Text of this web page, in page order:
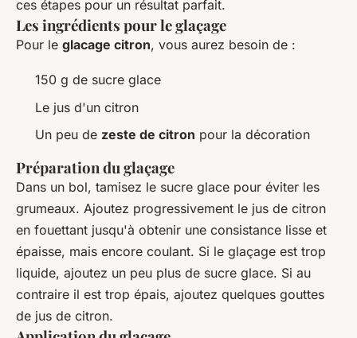
ces étapes pour un résultat parfait.
Les ingrédients pour le glaçage
Pour le glacage citron, vous aurez besoin de :
150 g de sucre glace
Le jus d'un citron
Un peu de zeste de citron pour la décoration
Préparation du glaçage
Dans un bol, tamisez le sucre glace pour éviter les
grumeaux. Ajoutez progressivement le jus de citron
en fouettant jusqu'à obtenir une consistance lisse et
épaisse, mais encore coulant. Si le glaçage est trop
liquide, ajoutez un peu plus de sucre glace. Si au
contraire il est trop épais, ajoutez quelques gouttes
de jus de citron.